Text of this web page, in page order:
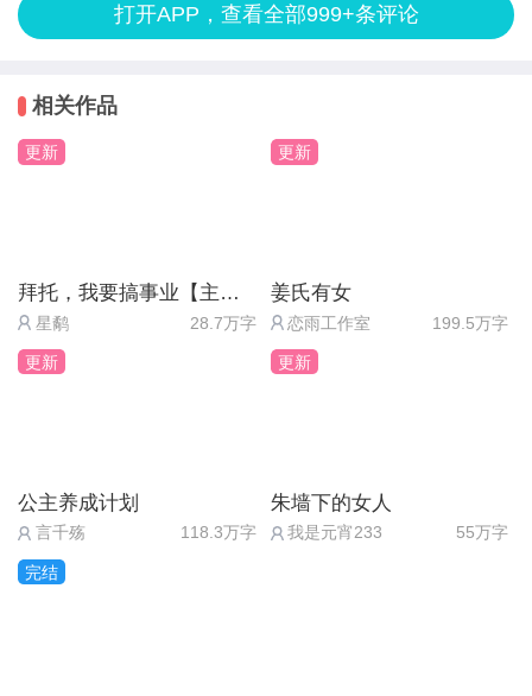
与你无关（何韶朔好感+5）
7.先向周应淮说明情况（周应淮好感+5）
先为宋梵清消除误会（宋梵清好感+5）
9.去打个招呼（情感+5）
还是算了吧（果决+5）
草原 爽朗热情的人 比你小
正篇
这是哪里？（果决+5）
• 无顺序要求 可以都选一遍
怨恨周应淮（情感+5）
想听听他的解释（周应淮好感度+5）
卷毛，再配上那样一双不染世俗、永远保持着自己的
型啊！[爱你]
如果这世间万物都污染堕落，那你就是这世间守护着
（悄悄：也超级喜欢水星[害羞]）
打开APP，查看全部999+条评论
相关作品
更新
拜托，我要搞事业【主线免费】
星鹬 28.7万字
更新
姜氏有女
恋雨工作室 199.5万字
更新
公主养成计划
言千殇 118.3万字
更新
朱墙下的女人
我是元宵233 55万字
完结